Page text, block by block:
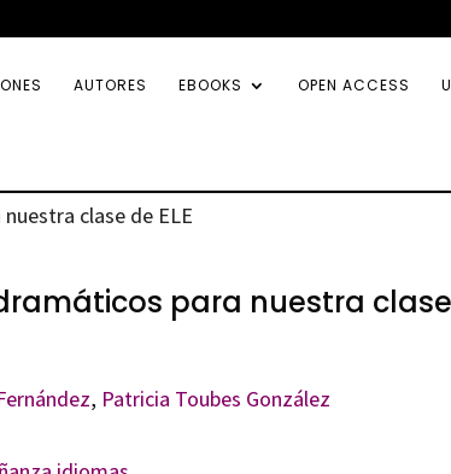
AUTORES EBOOKS OPEN ACCESS
clase de ELE
para nuestra clase
, Patricia Toubes González